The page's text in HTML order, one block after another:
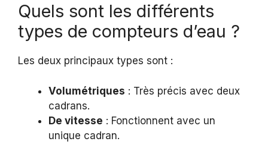
Quels sont les différents
types de compteurs d’eau ?
Les deux principaux types sont :
Volumétriques : Très précis avec deux
cadrans.
De vitesse : Fonctionnent avec un
unique cadran.